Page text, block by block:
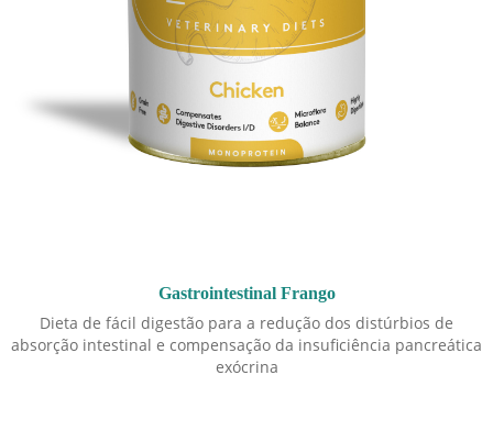
Gastrointestinal Frango
Dieta de fácil digestão para a redução dos distúrbios de
absorção intestinal e compensação da insuficiência pancreática
exócrina